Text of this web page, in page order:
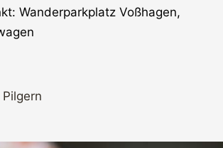
Wanderparkplatz Voßhagen,